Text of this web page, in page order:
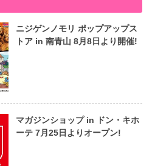
ニジゲンノモリ ポップアップス
トア in 南青山 8月8日より開催!
マガジンショップ in ドン・キホ
ーテ 7月25日よりオープン!